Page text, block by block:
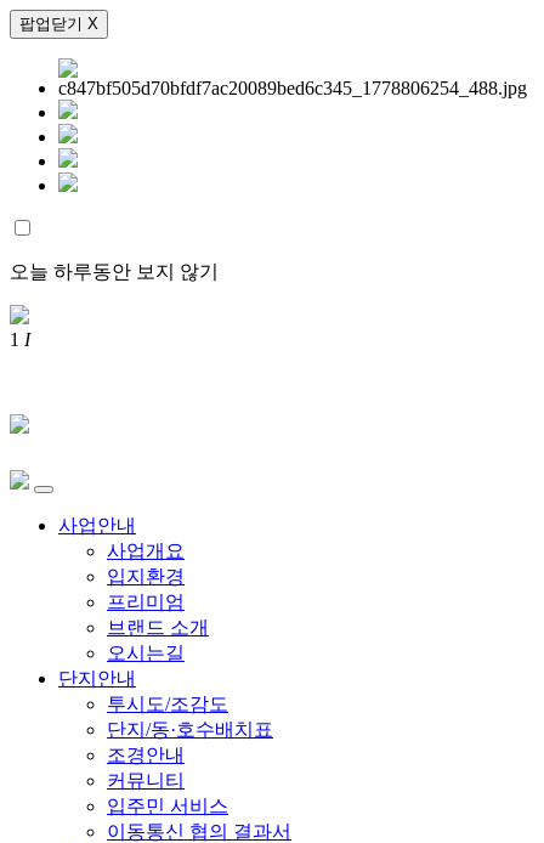
팝업닫기 X
오늘 하루동안 보지 않기
1 I
사업안내
사업개요
입지환경
프리미엄
브랜드 소개
오시는길
단지안내
투시도/조감도
단지/동·호수배치표
조경안내
커뮤니티
입주민 서비스
이동통신 협의 결과서